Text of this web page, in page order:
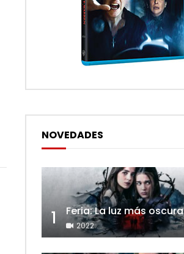
NOVEDADES
1 Feria: La luz más oscura
2022